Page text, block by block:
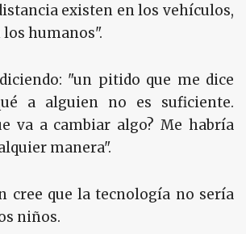
existen en los vehículos,
humanos".
"un pitido que me dice
a alguien no es suficiente.
va a cambiar algo? Me habría
manera".
cree que la tecnología no sería
niños.